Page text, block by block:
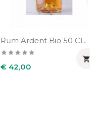
Rum Ardent Bio 50 Cl...
Prijs
€ 42,00
